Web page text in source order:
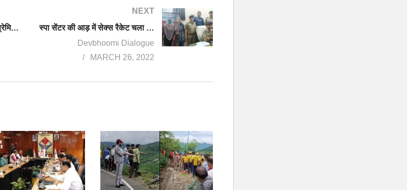
शादी से इनकार करने पर प्रेमी ने प्रेमिका को मार डाला. लाश को सूटकेस में ले जाते वक्त पकड़ा गया
NEXT
स्पा सेंटर की आड़ में सेक्स रैकेट चला रहे मसाज सेंटर मालिक व संचालिका गिरफ्तार
Devbhoomi Dialogue
MARCH 26, 2022